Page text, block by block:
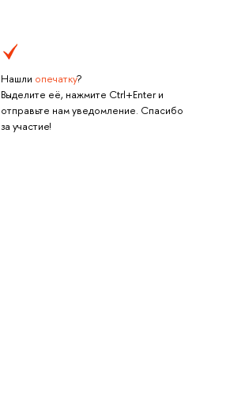
Нашли опечатку?
Выделите её, нажмите Ctrl+Enter и
отправьте нам уведомление. Спасибо
за участие!